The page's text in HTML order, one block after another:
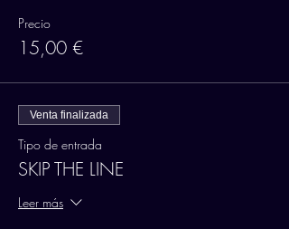
Precio
15,00 €
Venta finalizada
Tipo de entrada
SKIP THE LINE
Leer más